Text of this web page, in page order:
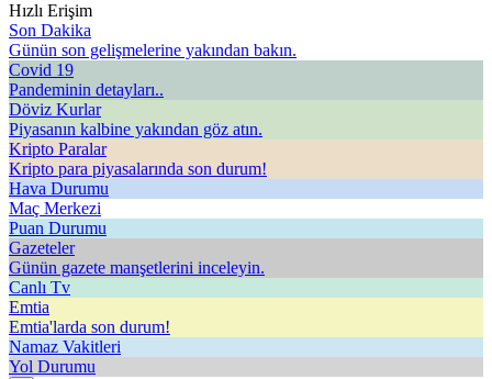
Hızlı Erişim
Son Dakika
Günün son gelişmelerine yakından bakın.
Covid 19
Pandeminin detayları..
Döviz Kurlar
Piyasanın kalbine yakından göz atın.
Kripto Paralar
Kripto para piyasalarında son durum!
Hava Durumu
Maç Merkezi
Puan Durumu
Gazeteler
Günün gazete manşetlerini inceleyin.
Canlı Tv
Emtia
Emtia'larda son durum!
Namaz Vakitleri
Yol Durumu